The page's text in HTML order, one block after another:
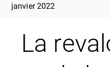
janvier 2022
La